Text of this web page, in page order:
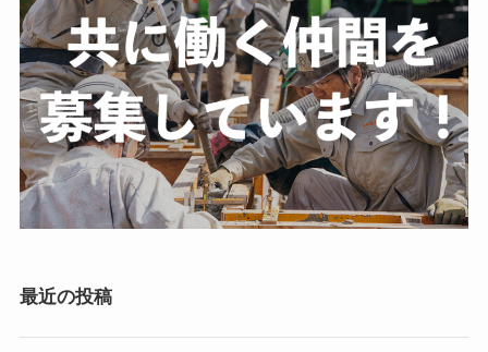
最近の投稿